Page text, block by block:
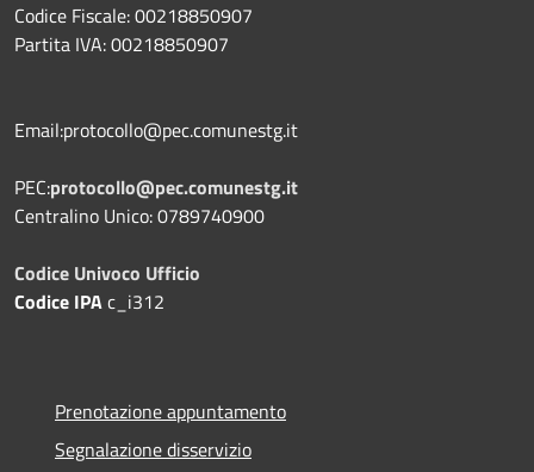
Codice Fiscale: 00218850907
Partita IVA: 00218850907
Email:protocollo@pec.comunestg.it
PEC:protocollo@pec.comunestg.it
Centralino Unico: 0789740900
Codice Univoco Ufficio
Codice IPAc_i312
Prenotazione appuntamento
Segnalazione disservizio